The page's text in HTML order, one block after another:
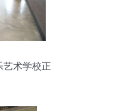
艺术学校正